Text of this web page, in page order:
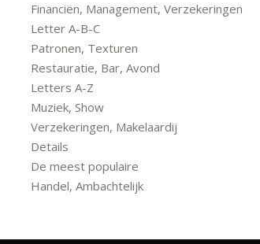
Financiën, Management, Verzekeringen
Letter A-B-C
Patronen, Texturen
Restauratie, Bar, Avond
Letters A-Z
Muziek, Show
Verzekeringen, Makelaardij
Details
De meest populaire
Handel, Ambachtelijk